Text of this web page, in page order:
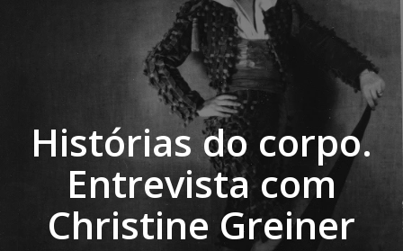
Histórias do corpo.
Entrevista com
Christine Greiner